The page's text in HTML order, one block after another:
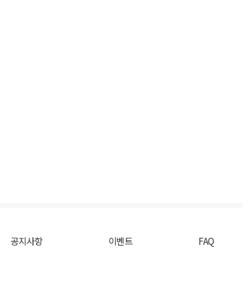
공지사항 이벤트 FAQ